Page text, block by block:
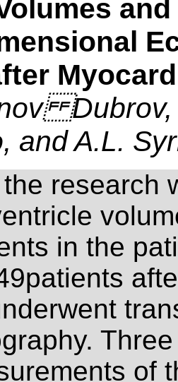
Dubrov,
and A.L.
research
in the
of